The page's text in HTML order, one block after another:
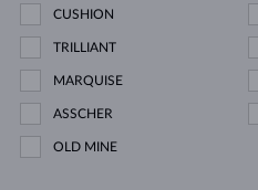
CUSHION
TRILLIANT
MARQUISE
ASSCHER
OLD MINE